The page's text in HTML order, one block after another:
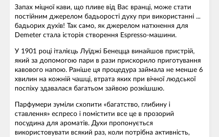
Запах міцної кави, що пливе від Вас вранці, може стати
постійним джерелом бадьорості духу при використанні ...
бадьорих духів! Так само, як джерелом натхнення для
Demeter стала історія створення Espresso-машини.
У 1901 році італієць Луїджі Бенецца винайшов пристрій,
який за допомогою пари в рази прискорило приготування
кавового напою. Раніше ця процедура займала не менше 6
хвилин на кожній чашці, втрата яких при вічної людської
поспіху здавалася багатьом зайвою розкішшю.
Парфумери зуміли схопити «багатство, глибину і
ставлення» еспресо і помістити все це в прозорий
посудина для ароматів. Духи пропонується
використовувати всякий раз, коли потрібна активність,